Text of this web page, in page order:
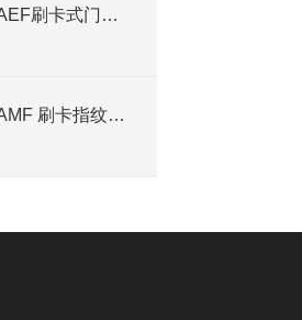
海康DS-K1T301AEF刷卡式门禁一体机
海康DS-K1T201AMF 刷卡指纹门禁一体机